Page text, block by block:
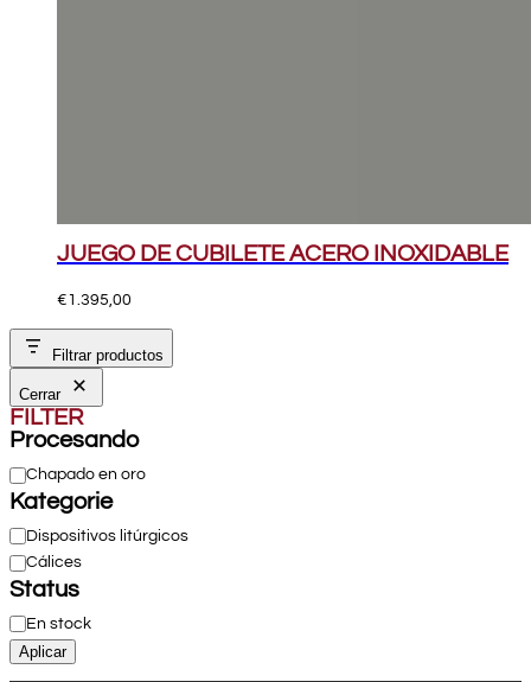
JUEGO DE CUBILETE ACERO INOXIDABLE
€1.395,00
Filtrar productos
Cerrar
FILTER
Procesando
Procesando
Chapado en oro
Kategorie
Categoría
Dispositivos litúrgicos
Cálices
Status
Estado
En stock
Aplicar